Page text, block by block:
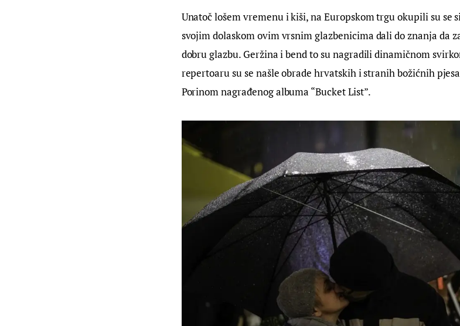
Unatoč lošem vremenu i kiši, na Europskom trgu okupili su se
svojim dolaskom ovim vrsnim glazbenicima dali do znanja da
dobru glazbu. Geržina i bend to su nagradili dinamičnom
repertoaru su se našle obrade hrvatskih i stranih božićnih
Porinom nagrađenog albuma “Bucket List”.